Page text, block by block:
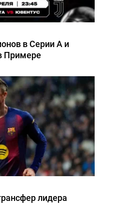
в Серии А и
Примере
лидера